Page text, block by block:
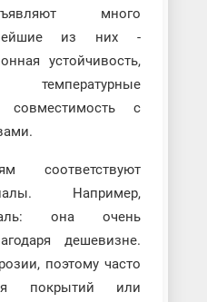
много
из них -
устойчивость,
совместимость с
соответствуют
Например,
она очень
дешевизне.
поэтому часто
покрытий или